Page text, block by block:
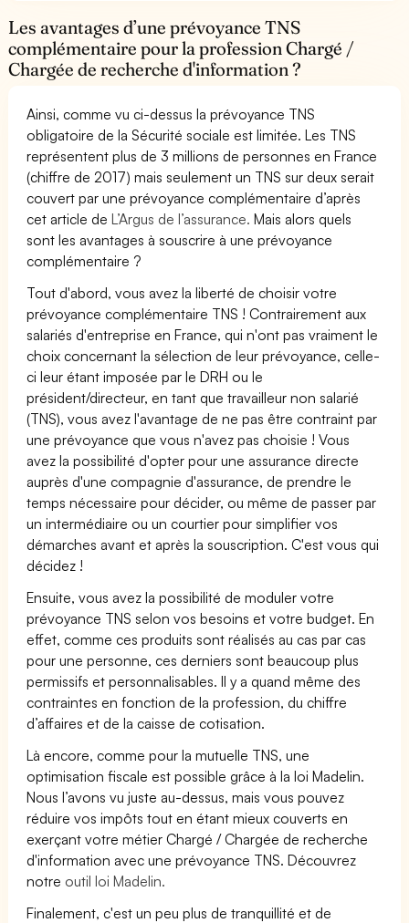
Les avantages d’une prévoyance TNS
complémentaire pour la profession Chargé /
Chargée de recherche d'information ?
Ainsi, comme vu ci-dessus la prévoyance TNS
obligatoire de la Sécurité sociale est limitée. Les TNS
représentent plus de 3 millions de personnes en France
(chiffre de 2017) mais seulement un TNS sur deux serait
couvert par une prévoyance complémentaire d’après
cet article deL’Argus de l’assurance. Mais alors quels
sont les avantages à souscrire à une prévoyance
complémentaire ?
Tout d'abord, vous avez la liberté de choisir votre
prévoyance complémentaire TNS ! Contrairement aux
salariés d'entreprise en France, qui n'ont pas vraiment le
choix concernant la sélection de leur prévoyance, celle-
ci leur étant imposée par le DRH ou le
président/directeur, en tant que travailleur non salarié
(TNS), vous avez l'avantage de ne pas être contraint par
une prévoyance que vous n'avez pas choisie ! Vous
avez la possibilité d'opter pour une assurance directe
auprès d'une compagnie d'assurance, de prendre le
temps nécessaire pour décider, ou même de passer par
un intermédiaire ou un courtier pour simplifier vos
démarches avant et après la souscription. C'est vous qui
décidez !
Ensuite, vous avez la possibilité de moduler votre
prévoyance TNS selon vos besoins et votre budget. En
effet, comme ces produits sont réalisés au cas par cas
pour une personne, ces derniers sont beaucoup plus
permissifs et personnalisables. Il y a quand même des
contraintes en fonction de la profession, du chiffre
d’affaires et de la caisse de cotisation.
Là encore, comme pour la mutuelle TNS, une
optimisation fiscale est possible grâce à la loi Madelin.
Nous l’avons vu juste au-dessus, mais vous pouvez
réduire vos impôts tout en étant mieux couverts en
exerçant votre métier Chargé / Chargée de recherche
d'information avec une prévoyance TNS. Découvrez
notre outil loi Madelin.
Finalement, c'est un peu plus de tranquillité et de